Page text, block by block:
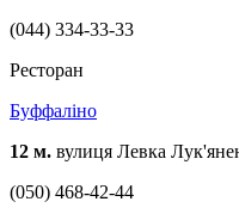
(044) 334-33-33
Ресторан
Буффаліно
12 м. вулиця Левка
(050) 468-42-44